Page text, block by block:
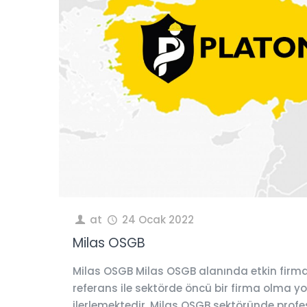
at 24 Ocak 2022
Milas OSGB
Milas OSGB Milas OSGB alanında etkin
referans ile sektörde öncü bir firma olma